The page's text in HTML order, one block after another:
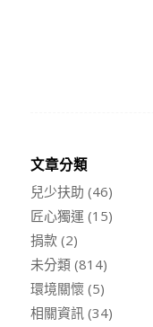
文章分類
兒少扶助 (46)
匠心獨運 (15)
捐款(2)
未分類(814)
環境關懷(5)
相關資訊(34)